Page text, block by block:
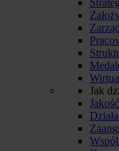
Jak